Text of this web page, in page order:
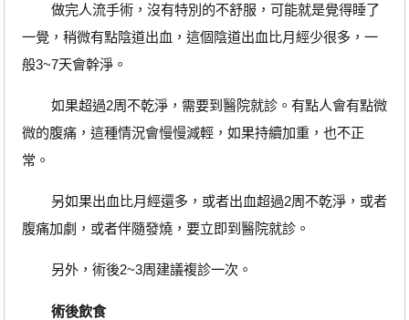
做完人流手術，沒有特別的不舒服，可能就是覺得睡了
一覺，稍微有點陰道出血，這個陰道出血比月經少很多，一
般3~7天會幹淨。
如果超過2周不乾淨，需要到醫院就診。有點人會有點微
微的腹痛，這種情況會慢慢減輕，如果持續加重，也不正
常。
另如果出血比月經還多，或者出血超過2周不乾淨，或者
腹痛加劇，或者伴隨發燒，要立即到醫院就診。
另外，術後2~3周建議複診一次。
術後飲食